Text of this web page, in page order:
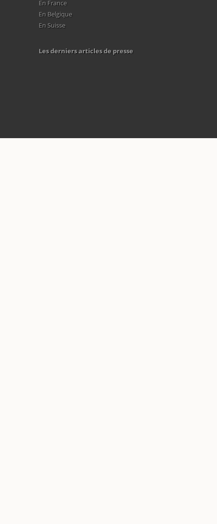
En France
En Belgique
En Suisse
Les derniers articles de presse